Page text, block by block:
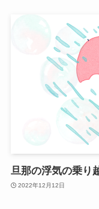
旦那の浮気の乗り
2022年12月12日